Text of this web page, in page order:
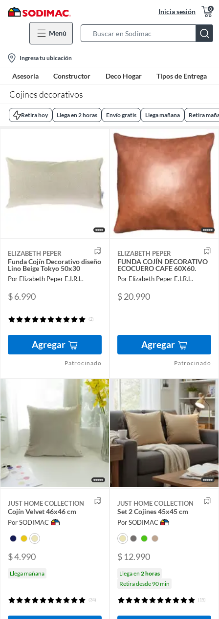
Inicia sesión 0
Menú
Bar
location-
icon
Ingresa tu ubicación
Asesoría Constructor Deco Hogar Tipos de Entrega
Cojines decorativos
Retira hoy Llega en 2 horas Envío gratis Llega mañana Retira
ELIZABETH PEPER
Funda Cojín Decorativo diseño
Lino Beige Tokyo 50x30
Por Elizabeth Peper E.I.R.L.
$ 6.990
(2)
Agregar
Patrocinado
ELIZABETH PEPER
FUNDA COJÍN DECORATIVO
ECOCUERO CAFE 60X60.
Por Elizabeth Peper E.I.R.L.
$ 20.990
Agregar
Patrocinado
JUST HOME COLLECTION
Cojín Velvet 46x46 cm
Por SODIMAC
$ 4.990
Llega mañana
(34)
JUST HOME COLLECTION
Set 2 Cojines 45x45 cm
Por SODIMAC
$ 12.990
Llega en 2 horas
Retira desde 90 min
(15)